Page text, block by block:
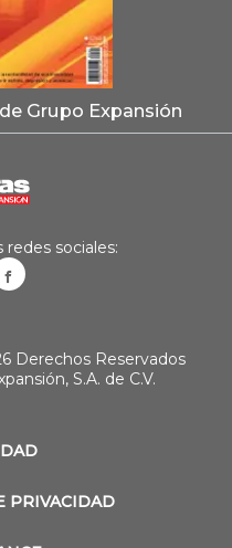
Grupo Expansión
PRIVACIDAD
sociales:
Derechos Reservados
S.A. de C.V.